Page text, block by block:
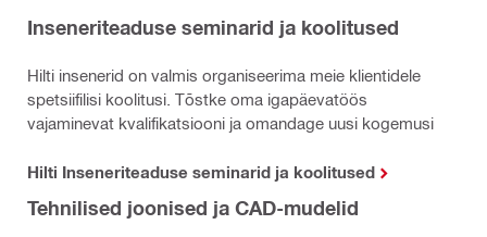
Inseneriteaduse seminarid ja koolitused
Hilti insenerid on valmis organiseerima meie klientidele
spetsiifilisi koolitusi. Tõstke oma igapäevatöös
vajaminevat kvalifikatsiooni ja omandage uusi kogemusi
Hilti Inseneriteaduse seminarid ja koolitused
Tehnilised joonised ja CAD-mudelid